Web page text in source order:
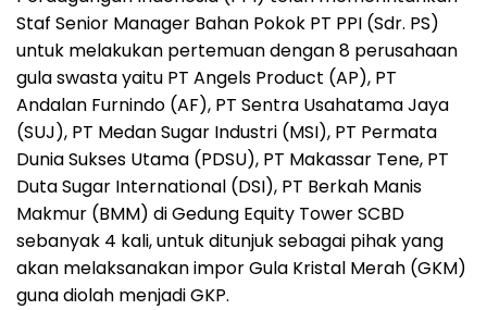
Staf Senior Manager Bahan Pokok PT PPI (Sdr. PS)
untuk melakukan pertemuan dengan 8 perusahaan
gula swasta yaitu PT Angels Product (AP), PT
Andalan Furnindo (AF), PT Sentra Usahatama Jaya
(SUJ), PT Medan Sugar Industri (MSI), PT Permata
Dunia Sukses Utama (PDSU), PT Makassar Tene, PT
Duta Sugar International (DSI), PT Berkah Manis
Makmur (BMM) di Gedung Equity Tower SCBD
sebanyak 4 kali, untuk ditunjuk sebagai pihak yang
akan melaksanakan impor Gula Kristal Merah (GKM)
guna diolah menjadi GKP.